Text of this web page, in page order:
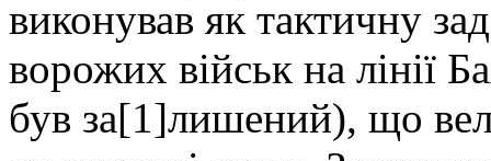
виконував як тактичну
ворожих військ на лінії
був за[1]лишений), що